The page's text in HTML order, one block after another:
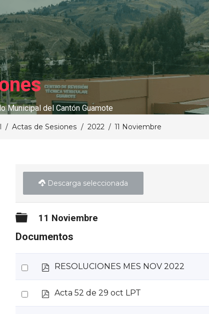
Municipal del Cantón Guamote
Actas de Sesiones 2022 11 Noviembre
Descarga seleccionada
Carpeta
11 Noviembre
Documentos
Select
an
item
pRESOLUCIONES MES NOV 2022
Select
an
p
Acta 52 de 29 oct LPT